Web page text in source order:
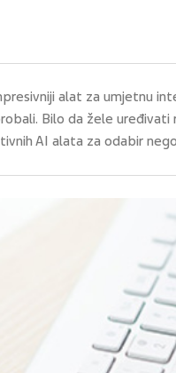
alat za umjetnu
Bilo da žele
AI alata za odabir